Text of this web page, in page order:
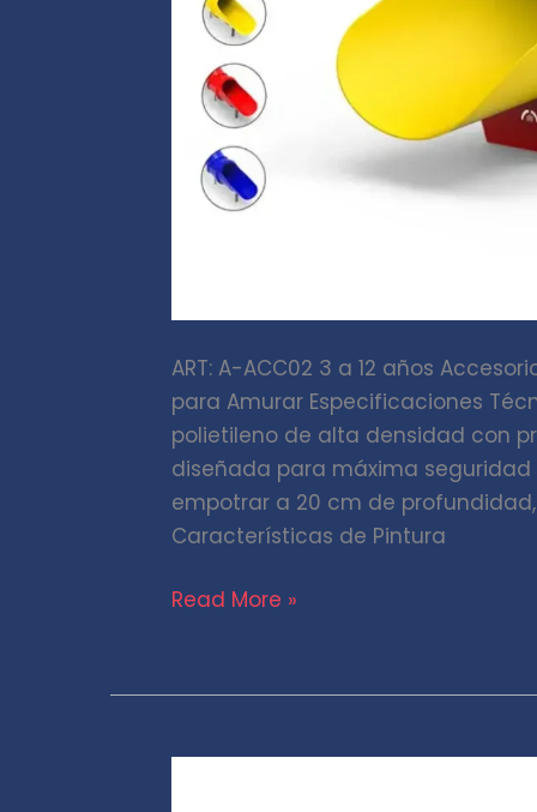
ART: A-ACC02 3 a 12 años
para Amurar Especificaciones
polietileno de alta densidad con
diseñada para máxima
empotrar a 20 cm de
Características de Pintura
Read More »